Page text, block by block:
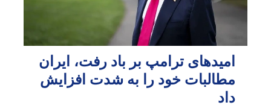
امیدهای ترامپ بر باد رفت، ایران
مطالبات خود را به شدت افزایش
داد